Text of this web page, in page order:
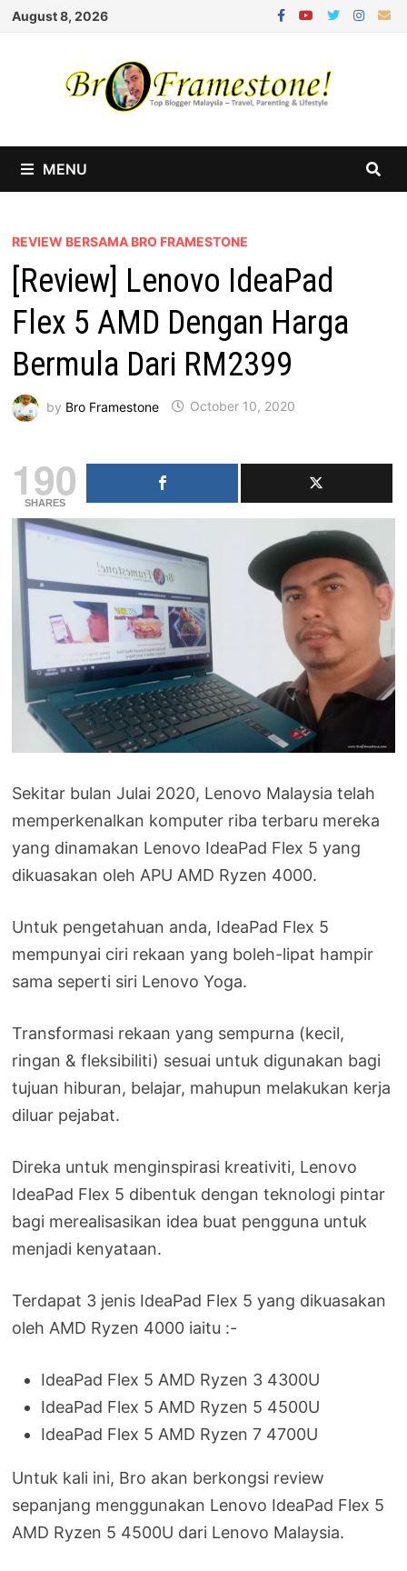
Skip
August 8, 2026
MENU
REVIEW BERSAMA BRO FRAMESTONE
[Review] Lenovo IdeaPad
Flex 5 AMD Dengan Harga
Bermula Dari RM2399
by Bro Framestone October 10, 2020
190
SHARES
Sekitar bulan Julai 2020, Lenovo Malaysia telah
memperkenalkan komputer riba terbaru mereka
yang dinamakan Lenovo IdeaPad Flex 5 yang
dikuasakan oleh APU AMD Ryzen 4000.
Untuk pengetahuan anda, IdeaPad Flex 5
mempunyai ciri rekaan yang boleh-lipat hampir
sama seperti siri Lenovo Yoga.
Transformasi rekaan yang sempurna (kecil,
ringan & fleksibiliti) sesuai untuk digunakan bagi
tujuan hiburan, belajar, mahupun melakukan kerja
diluar pejabat.
Direka untuk menginspirasi kreativiti, Lenovo
IdeaPad Flex 5 dibentuk dengan teknologi pintar
bagi merealisasikan idea buat pengguna untuk
menjadi kenyataan.
Terdapat 3 jenis IdeaPad Flex 5 yang dikuasakan
oleh AMD Ryzen 4000 iaitu :-
IdeaPad Flex 5 AMD Ryzen 3 4300U
IdeaPad Flex 5 AMD Ryzen 5 4500U
IdeaPad Flex 5 AMD Ryzen 7 4700U
Untuk kali ini, Bro akan berkongsi review
sepanjang menggunakan Lenovo IdeaPad Flex 5
AMD Ryzen 5 4500U dari Lenovo Malaysia.